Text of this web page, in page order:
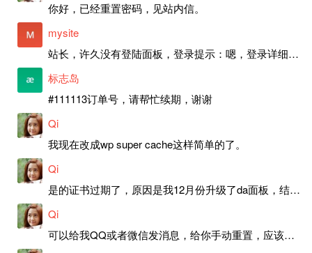
你好，已经重置密码，见站内信。
mysite
站长，许久没有登陆面板，登录提示：嗯，登录详细信息似乎不正确。请重试。 网站还可以正常使用。如果是密码问题请帮忙重置一下密码。谢谢。订单号：97790，账号：aa20210950。 站长，提交了工单，你回复续期成功，不过我的问题是面部登陆信息有问题，一直是初始密码，现在无法登陆，有时间麻烦排查一下。
标志岛
#111113订单号，请帮忙续期，谢谢
Qi
我现在改成wp super cache这样简单的了。
Qi
是的证书过期了，原因是我12月份升级了da面板，结果后台证书就不更新了，目前还在排查问题。切换PHP版本现在没有了，因为DA新版不支持。
Qi
可以给我QQ或者微信发消息，给你手动重置，应该是服务器插件有问题了，这个wp的主题太老了，导致现在好多的问题，网站的签到功能也是因为这个原因导致的。